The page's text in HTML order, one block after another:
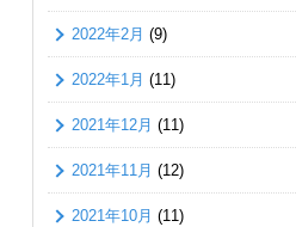
2022年2月 (9)
2022年1月 (11)
2021年12月 (11)
2021年11月 (12)
2021年10月 (11)